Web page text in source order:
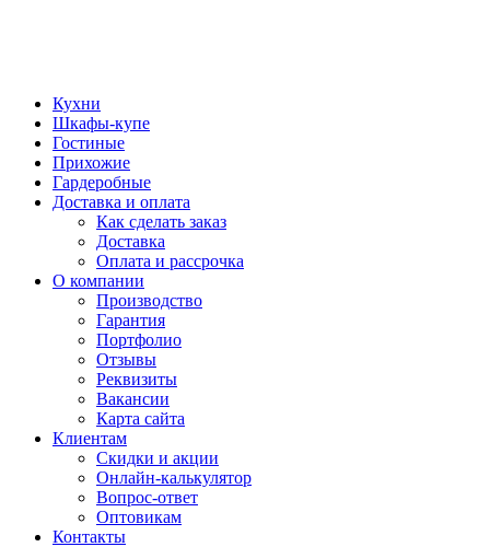
Кухни
Шкафы-купе
Гостиные
Прихожие
Гардеробные
Доставка и оплата
Как сделать заказ
Доставка
Оплата и рассрочка
О компании
Производство
Гарантия
Портфолио
Отзывы
Реквизиты
Вакансии
Карта сайта
Клиентам
Скидки и акции
Онлайн-калькулятор
Вопрос-ответ
Оптовикам
Контакты